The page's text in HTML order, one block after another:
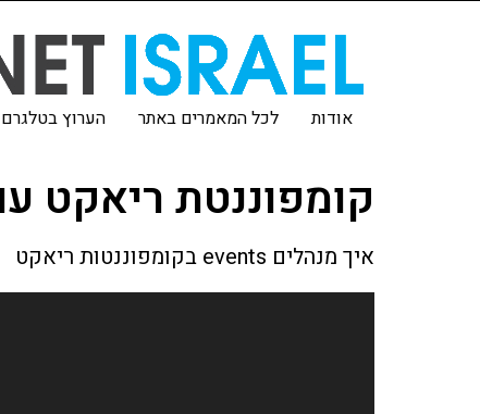
אודות לכל המאמרים באתר הערוץ בטלגרם
קומפוננטת ריאקט
איך מנהלים events בקומפוננטות ריאקט